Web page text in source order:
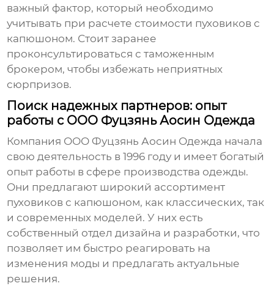
важный фактор, который необходимо
учитывать при расчете стоимости пуховиков с
капюшоном. Стоит заранее
проконсультироваться с таможенным
брокером, чтобы избежать неприятных
сюрпризов.
Поиск надежных партнеров: опыт
работы с ООО Фуцзянь Аосин Одежда
Компания ООО Фуцзянь Аосин Одежда начала
свою деятельность в 1996 году и имеет богатый
опыт работы в сфере производства одежды.
Они предлагают широкий ассортимент
пуховиков с капюшоном, как классических, так
и современных моделей. У них есть
собственный отдел дизайна и разработки, что
позволяет им быстро реагировать на
изменения моды и предлагать актуальные
решения.